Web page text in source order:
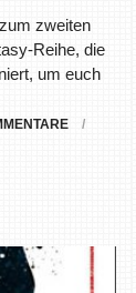
zweiten
Reihe, die
um euch